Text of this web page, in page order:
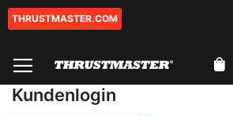
Zum
THRUSTMASTER.COM
Kundenlogin